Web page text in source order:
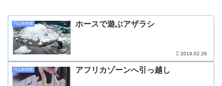
円山動物園 ホースで遊ぶアザラシ
2019.02.26
円山動物園 アフリカゾーンへ引っ越し